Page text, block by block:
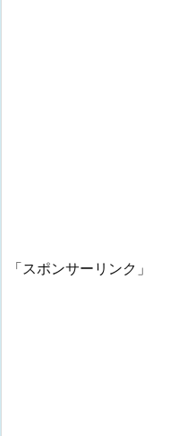
「スポンサーリンク」